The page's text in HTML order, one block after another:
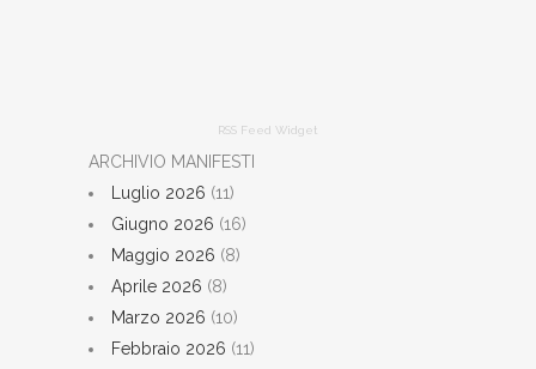
RSS Feed Widget
ARCHIVIO MANIFESTI
Luglio 2026 (11)
Giugno 2026 (16)
Maggio 2026 (8)
Aprile 2026 (8)
Marzo 2026 (10)
Febbraio 2026 (11)